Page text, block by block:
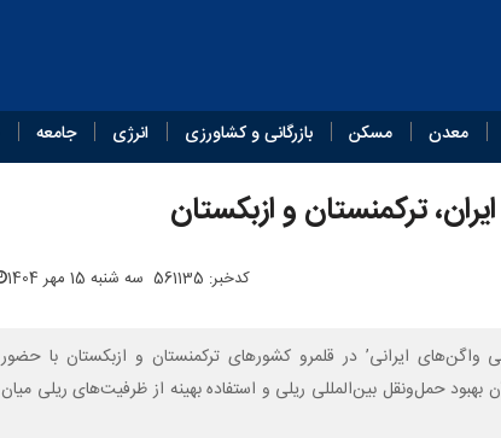
معدن مسکن بازرگانی و کشاورزی انرژی جامعه
ترکمنستان و ازبکستان
کدخبر: 561135 سه شنبه 15 مهر 1404
ایرانی’ در قلمرو کشورهای ترکمنستان و ازبکستان با حضور
حمل‌ونقل بین‌المللی ریلی و استفاده بهینه از ظرفیت‌های ریلی میان